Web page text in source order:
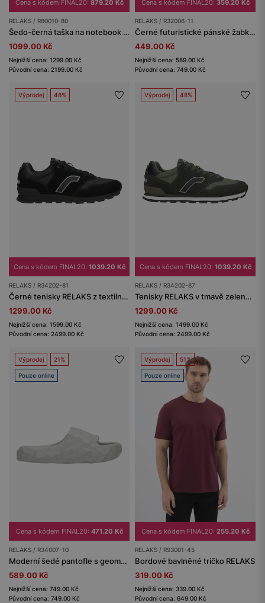
Cena s kódem FINAL20: 879.20 Kč
RELAKS / R80010-80
Šedo-černá taška na notebook s koženými prvky RELAKS
1099.00 Kč
Nejnižší cena: 1299.00 Kč
Původní cena: 2199.00 Kč
Cena s kódem FINAL20: 359.20 Kč
RELAKS / R32006-11
Černé futuristické pánské žabky RELAKS
449.00 Kč
Nejnižší cena: 589.00 Kč
Původní cena: 749.00 Kč
Výprodej 48%
Cena s kódem FINAL20: 1039.20 Kč
RELAKS / R34202-81
Černé tenisky RELAKS z textilního materiálu a semiše
1299.00 Kč
Nejnižší cena: 1599.00 Kč
Původní cena: 2499.00 Kč
Výprodej 48%
Cena s kódem FINAL20: 1039.20 Kč
RELAKS / R34202-87
Tenisky RELAKS v tmavě zelené barvě
1299.00 Kč
Nejnižší cena: 1499.00 Kč
Původní cena: 2499.00 Kč
Výprodej 21%
Pouze online
Cena s kódem FINAL20: 471.20 Kč
RELAKS / R34007-10
Moderní šedé pantofle s geometrickou strukturou RELAKS R34007-10
589.00 Kč
Nejnižší cena: 749.00 Kč
Původní cena: 749.00 Kč
Výprodej 51%
Pouze online
Cena s kódem FINAL20: 255.20 Kč
RELAKS / R93001-45
Bordové bavlněné tričko RELAKS
319.00 Kč
Nejnižší cena: 339.00 Kč
Původní cena: 649.00 Kč